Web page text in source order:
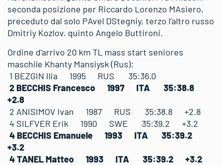
seconda posizione per Riccardo Lorenzo MAsiero,
preceduto dal solo PAvel DStegniy, terzo l’altro russo
Dmitriy Kozlov. quinto Angelo Buttironi.
Ordine d’arrivo 20 km TL mass start seniores
maschile Khanty Mansiysk (Rus):
1 BEZGIN Ilia 1995 RUS 35:36.0
2 BECCHIS Francesco 1997 ITA 35:38.8
+2.8
2 ANISIMOV Ivan 1987 RUS 35:38.8 +2.8
4 SILFVER Erik 1990 SWE 35:39.2 +3.2
4 BECCHIS Emanuele 1993 ITA 35:39.2
+3.2
4 TANEL Matteo 1993 ITA 35:39.2 +3.2